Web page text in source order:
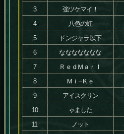
3
強ツケマイ！
4
八色の虹
5
ドンジャラ以下
6
ななななななな
7
ＲｅｄＭａｒｌ
8
Ｍｉ−Ｋｅ
9
アイスクリン
10
ゃました
11
ノット